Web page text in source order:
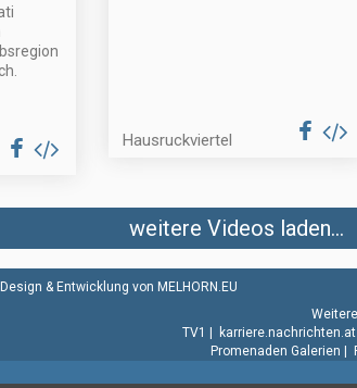
Hausruckviertel
weitere Videos laden...
& Entwicklung von MELHORN.EU
TV1
karriere.nachrichten.at
Promenaden Galerien